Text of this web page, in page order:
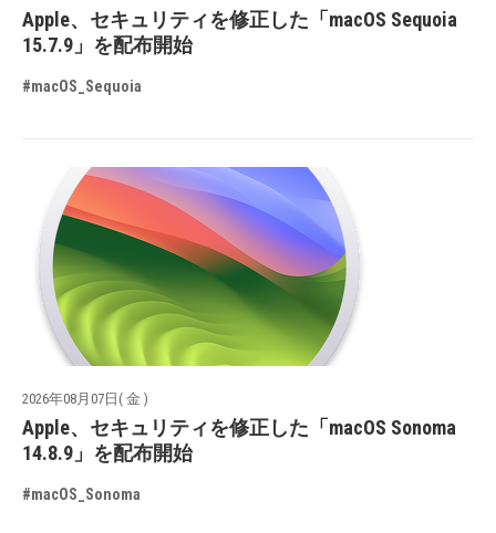
Apple、セキュリティを修正した「macOS Sequoia
15.7.9」を配布開始
#macOS_Sequoia
2026年08月07日( 金 )
Apple、セキュリティを修正した「macOS Sonoma
14.8.9」を配布開始
#macOS_Sonoma